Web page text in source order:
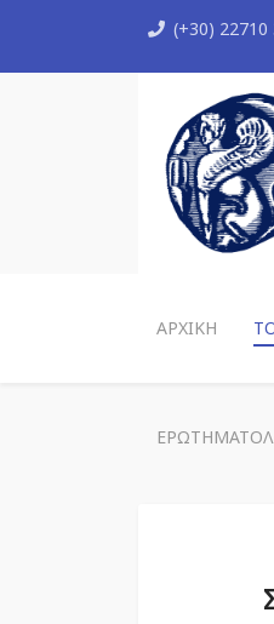
(+30) 22710
ΑΡΧΙΚΉ